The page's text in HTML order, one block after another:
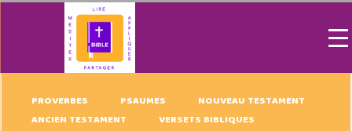
PROVERBES PSAUMES
NOUVEAU TESTAMENT
ANCIEN TESTAMENT
VERSETS BIBLIQUES